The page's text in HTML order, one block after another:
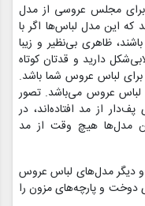
برای مجلس عروسی از مدل
این مدل لباس‌ها اگر با
ظاهری بی‌نظیر و زیبا
دارید و قدتان کوتاه‌
لباس عروس شما باشد.
لباس عروس می‌باشد. تصور
از مد افتاده‌اند، در
مدل‌ها هیچ وقت از مد
مدل‌های لباس عروس
دوخت و پارچه‌های مزون را